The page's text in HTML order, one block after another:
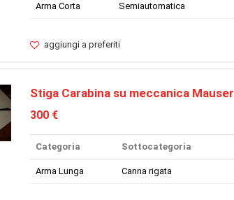
Arma Corta Semiautomatica
aggiungi a preferiti
Stiga Carabina su meccanica Mauser
300 €
Categoria Sottocategoria
Arma Lunga Canna rigata